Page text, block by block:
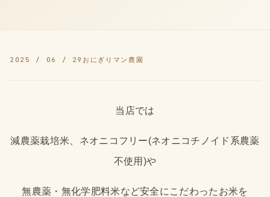
2025 / 06 / 29 おにぎりマン農園
当店では
減農薬栽培米、ネオニコフリー(ネオニコチノイド系農薬
不使用)や
無農薬・無化学肥料米など安全にこだわったお米を